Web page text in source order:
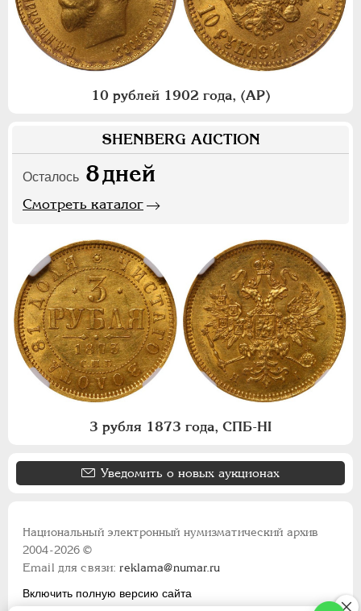
10 рублей 1902 года, (АР)
SHENBERG AUCTION
Осталось 8дней
Смотреть каталог
3 рубля 1873 года, СПБ-НI
Уведомить о новых аукционах
Национальный электронный нумизматический архив
2004-2026 ©
Email для связи:reklama@numar.ru
Включить полную версию сайта